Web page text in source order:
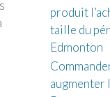
produit
taille du
Edmonton
augmenter